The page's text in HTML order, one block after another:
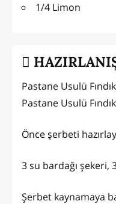
1/4 Limon
Pastane Usulü
Pastane Usulü
Önce şerbeti
3 su bardağı şekeri,
Şerbet kaynamaya